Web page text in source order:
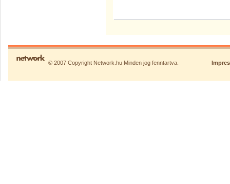
© 2007 Copyright Network.hu Minden jog fenntartva.